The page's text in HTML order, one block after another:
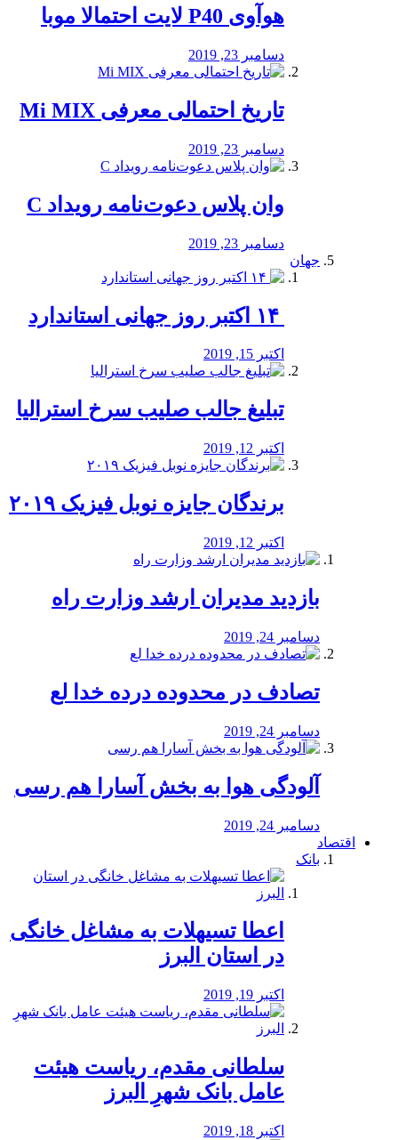
هوآوی P40 لایت احتمالا موبا
دسامبر 23, 2019
تاریخ احتمالی معرفی Mi MIX
دسامبر 23, 2019
وان پلاس دعوت‌نامه رویداد C
دسامبر 23, 2019
جهان
اکتبر 15, 2019
تبلیغ جالب صلیب سرخ استرالیا
اکتبر 12, 2019
برندگان جایزه نوبل فیزیک ۲۰۱۹
اکتبر 12, 2019
بازدید مدیران ارشد وزارت راه
دسامبر 24, 2019
تصادف در محدوده درده خدا لع
دسامبر 24, 2019
آلودگی هوا به بخش آسارا هم رسی
دسامبر 24, 2019
اقتصاد
بانک
️اعطا تسیهلات به مشاغل خانگی
در استان البرز
اکتبر 19, 2019
سلطانی مقدم، ریاست هیئت
عامل بانک شهرِ البرز
اکتبر 18, 2019